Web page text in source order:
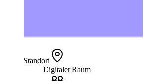
Standort
Digitaler Raum